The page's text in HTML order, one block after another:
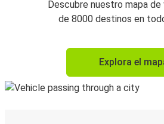
Descubre nuestro mapa de
de 8000 destinos en
Explora el